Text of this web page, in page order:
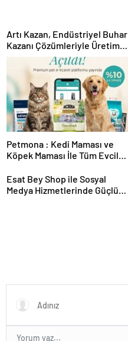
Artı Kazan, Endüstriyel Buhar
Kazanı Çözümleriyle Üretim
Tesislerine Verimli Sistemler
Sunuyor
Petmona : Kedi Maması ve
Köpek Maması İle Tüm Evcil
Esat Bey Shop ile Sosyal
Medya Hizmetlerinde Güçlü